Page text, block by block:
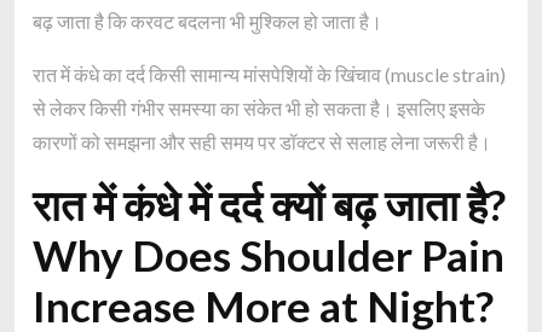
बढ़ जाता है कि करवट बदलना भी मुश्किल हो जाता है।
रात में कंधे का दर्द किसी सामान्य मांसपेशियों के खिंचाव (muscle strain)
से लेकर किसी गंभीर समस्या का संकेत भी हो सकता है। इसलिए इसके
कारणों को समझना और सही समय पर डॉक्टर से सलाह लेना जरूरी है।
रात में कंधे में दर्द क्यों बढ़ जाता है?
Why Does Shoulder Pain
Increase More at Night?